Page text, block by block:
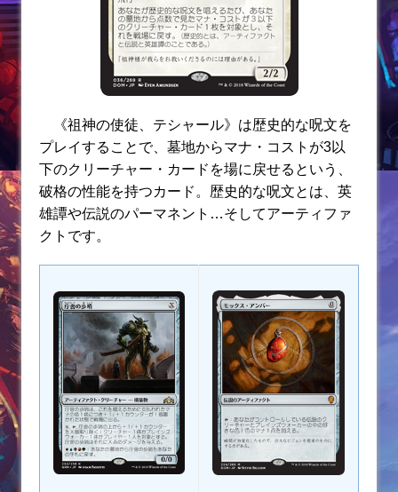
《祖神の使徒、テシャール》は歴史的な呪文を
プレイすることで、墓地からマナ・コストが3以
下のクリーチャー・カードを場に戻せるという、
破格の性能を持つカード。歴史的な呪文とは、英
雄譚や伝説のパーマネント…そしてアーティファ
クトです。